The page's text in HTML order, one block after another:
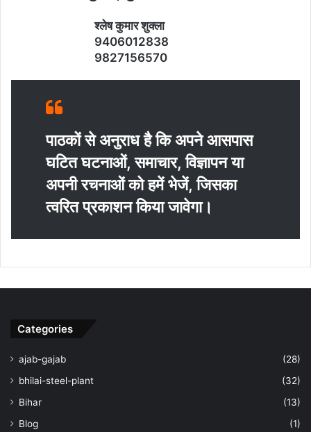
श्‍लेष कुमार शुक्‍ला
9406012838
9827156570
पाठकों से अनुराध है कि अपने आसपास
घटित घटनाओं, समाचार, विज्ञापन या
अपनी रचनाओं को हमें भेजें, जिसका
त्‍वरित प्रकाशन किया जावेगा।
Categories
ajab-gajab
(28)
bhilai-steel-plant
(32)
Bihar
(13)
Blog
(1)